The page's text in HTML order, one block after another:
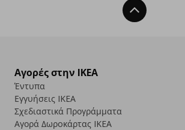
Back To Top
Αγορές στην IKEA
Έντυπα
Εγγυήσεις IKEA
Σχεδιαστικά Προγράμματα
Αγορά Δωρoκάρτας IKEA